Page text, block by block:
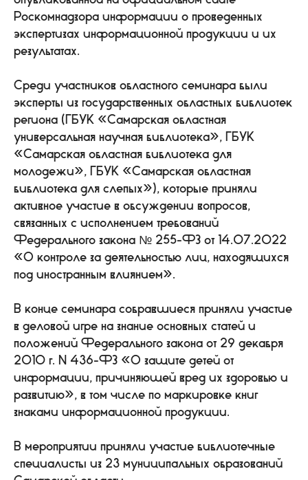
Роскомнадзора информации о проведенных
экспертизах информационной продукции и их
результатах.
Среди участников областного семинара были
эксперты из государственных областных библиотек
региона (ГБУК «Самарская областная
универсальная научная библиотека», ГБУК
«Самарская областная библиотека для
молодежи», ГБУК «Самарская областная
библиотека для слепых»), которые приняли
активное участие в обсуждении вопросов,
связанных с исполнением требований
Федерального закона № 255-ФЗ от 14.07.2022
«О контроле за деятельностью лиц, находящихся
под иностранным влиянием».
В конце семинара собравшиеся приняли участие
в деловой игре на знание основных статей и
положений Федерального закона от 29 декабря
2010 г. N 436-ФЗ «О защите детей от
информации, причиняющей вред их здоровью и
развитию», в том числе по маркировке книг
знаками информационной продукции.
В мероприятии приняли участие библиотечные
специалисты из 23 муниципальных образований